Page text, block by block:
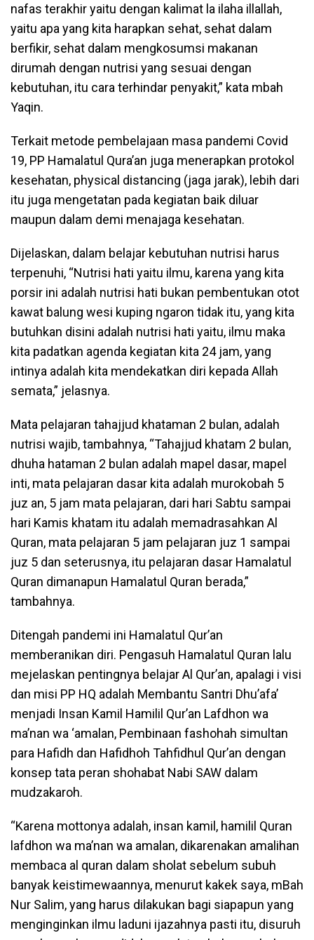
nafas terakhir yaitu dengan kalimat la ilaha illallah,
yaitu apa yang kita harapkan sehat, sehat dalam
berfikir, sehat dalam mengkosumsi makanan
dirumah dengan nutrisi yang sesuai dengan
kebutuhan, itu cara terhindar penyakit,” kata mbah
Yaqin.
Terkait metode pembelajaan masa pandemi Covid
19, PP Hamalatul Qura’an juga menerapkan protokol
kesehatan, physical distancing (jaga jarak), lebih dari
itu juga mengetatan pada kegiatan baik diluar
maupun dalam demi menajaga kesehatan.
Dijelaskan, dalam belajar kebutuhan nutrisi harus
terpenuhi, “Nutrisi hati yaitu ilmu, karena yang kita
porsir ini adalah nutrisi hati bukan pembentukan otot
kawat balung wesi kuping ngaron tidak itu, yang kita
butuhkan disini adalah nutrisi hati yaitu, ilmu maka
kita padatkan agenda kegiatan kita 24 jam, yang
intinya adalah kita mendekatkan diri kepada Allah
semata,” jelasnya.
Mata pelajaran tahajjud khataman 2 bulan, adalah
nutrisi wajib, tambahnya, “Tahajjud khatam 2 bulan,
dhuha hataman 2 bulan adalah mapel dasar, mapel
inti, mata pelajaran dasar kita adalah murokobah 5
juz an, 5 jam mata pelajaran, dari hari Sabtu sampai
hari Kamis khatam itu adalah memadrasahkan Al
Quran, mata pelajaran 5 jam pelajaran juz 1 sampai
juz 5 dan seterusnya, itu pelajaran dasar Hamalatul
Quran dimanapun Hamalatul Quran berada,”
tambahnya.
Ditengah pandemi ini Hamalatul Qur’an
memberanikan diri. Pengasuh Hamalatul Quran lalu
mejelaskan pentingnya belajar Al Qur’an, apalagi i visi
dan misi PP HQ adalah Membantu Santri Dhu’afa’
menjadi Insan Kamil Hamilil Qur’an Lafdhon wa
ma’nan wa ‘amalan, Pembinaan fashohah simultan
para Hafidh dan Hafidhoh Tahfidhul Qur’an dengan
konsep tata peran shohabat Nabi SAW dalam
mudzakaroh.
“Karena mottonya adalah, insan kamil, hamilil Quran
lafdhon wa ma’nan wa amalan, dikarenakan amalihan
membaca al quran dalam sholat sebelum subuh
banyak keistimewaannya, menurut kakek saya, mBah
Nur Salim, yang harus dilakukan bagi siapapun yang
menginginkan ilmu laduni ijazahnya pasti itu, disuruh